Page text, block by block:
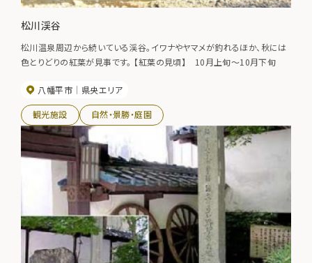
松川渓谷
松川温泉周辺から続いている渓谷。イワナやヤマメが釣れるほか、秋には
色とりどりの紅葉が見事です。 【紅葉の見頃】 10月上旬～10月下旬
八幡平市 県央エリア
観光施設 自然・景勝・庭園